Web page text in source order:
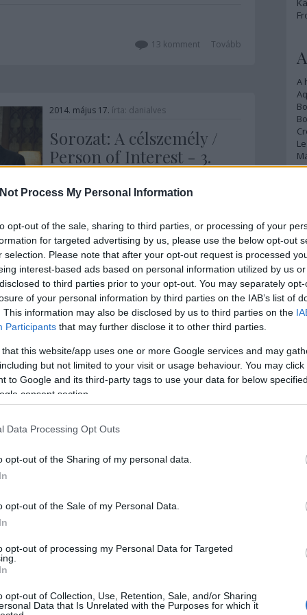
Process My Personal Information
opt-out of the sale, sharing to third parties, or processing of your
for targeted advertising by us, please use the below opt-out
selection. Please note that after your opt-out request is processed
interest-based ads based on personal information utilized by us
to third parties prior to your opt-out. You may separately
of your personal information by third parties on the IAB’s list of
This information may also be disclosed by us to third parties on the
Participants that may further disclose it to other third parties.
this website/app uses one or more Google services and may
but not limited to your visit or usage behaviour. You may
to Google and its third-party tags to use your data for below
consent section.
Data Processing Opt Outs
opt-out of the Sharing of my personal data.
opt-out of the Sale of my Personal Data.
opt-out of processing my Personal Data for Targeted
opt-out of Collection, Use, Retention, Sale, and/or Sharing
Data that Is Unrelated with the Purposes for which it
Tovább
13 komment
2014. május 17. írta: danialves
Sorozat: A célszemély /
Person of Interest - 3.
évad
Igen szomorú dolog sorozatfüggőnek
megtapasztalhatja, milyen, amikor az
egykor zseniálisan induló szériák
értelmetlen és erőlködő zagyvaságokba
torkollanak, mielőtt a csatornák is
megadnák nekik a kegyelemdöfést a
kaszával. Azonban…
Tovább
Szólj hozzá!
2014. május 16. FilmBaráth
A 10 legjobb Liam
Neeson-film
A Világok harca musicalváltozatát nézve
Liam Neeson milyen kiváló színész. Az
aktuális blockbuster-ben tanítgatta az
ifjú főhőst, mielőtt szépen fényképezve,
Tovább
33komment
2014. május 16.írta: danialves
A